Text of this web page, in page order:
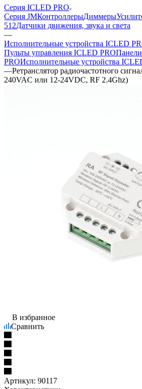
Серия ICLED PRO
Серия JMКонтроллерыДиммеры
512Датчики движения, звука и света
—
Исполнительные устройства ICLED
Пульты управления ICLED PRO
PROИсполнительные устройства
—Ретранслятор радиочастотного
240VAC или 12-24VDC, RF 2.4Ghz)
В избранное
Сравнить
Артикул: 90117